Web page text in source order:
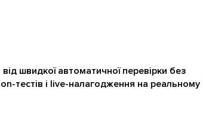
швидкої автоматичної перевірки без
тестів і live-налагодження на реальному